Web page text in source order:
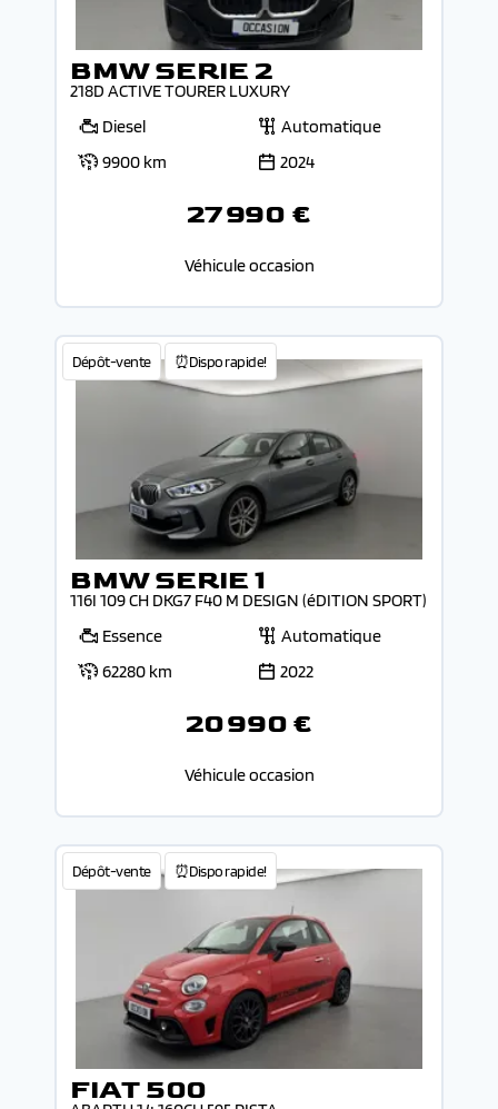
BMW SERIE 2
218D ACTIVE TOURER LUXURY
Diesel
Automatique
9900 km
2024
27 990 €
Véhicule occasion
Dépôt-vente ⏰Dispo rapide!
BMW SERIE 1
116I 109 CH DKG7 F40 M DESIGN (éDITION SPORT)
Essence
Automatique
62280 km
2022
20 990 €
Véhicule occasion
Dépôt-vente ⏰Dispo rapide!
FIAT 500